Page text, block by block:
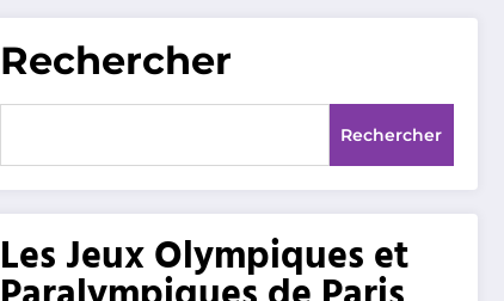
Rechercher
Rechercher
Les Jeux Olympiques et